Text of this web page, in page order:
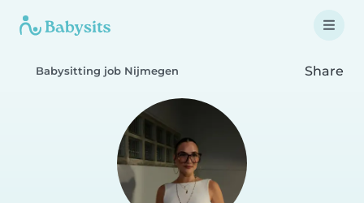
Babysitting job Nijmegen Share